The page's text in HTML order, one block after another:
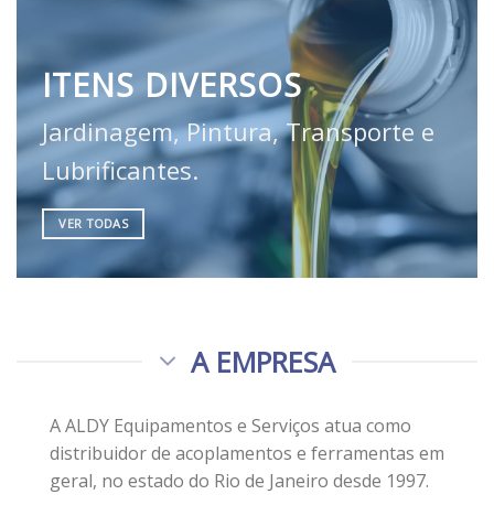
ITENS DIVERSOS
Jardinagem, Pintura, Transporte e
Lubrificantes.
VER TODAS
A EMPRESA
A ALDY Equipamentos e Serviços atua como
distribuidor de acoplamentos e ferramentas em
geral, no estado do Rio de Janeiro desde 1997.